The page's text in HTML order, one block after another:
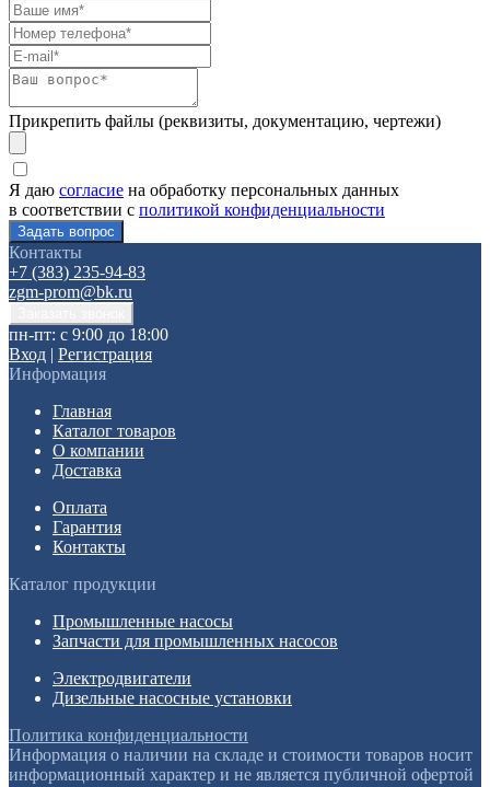
Прикрепить файлы (реквизиты, документацию, чертежи)
Я даю согласие на обработку персональных данных
в соответствии с политикой конфиденциальности
Контакты
+7 (383) 235-94-83
zgm-prom@bk.ru
пн-пт: с 9:00 до 18:00
Вход | Регистрация
Информация
Главная
Каталог товаров
О компании
Доставка
Оплата
Гарантия
Контакты
Каталог продукции
Промышленные насосы
Запчасти для промышленных насосов
Электродвигатели
Дизельные насосные установки
Политика конфиденциальности
Информация о наличии на складе и стоимости товаров носит
информационный характер и не является публичной офертой